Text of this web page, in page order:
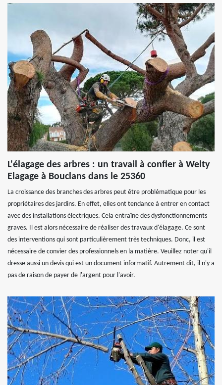
L'élagage des arbres : un travail à confier à Welty
Elagage à Bouclans dans le 25360
La croissance des branches des arbres peut être problématique pour les
propriétaires des jardins. En effet, elles ont tendance à entrer en contact
avec des installations électriques. Cela entraîne des dysfonctionnements
graves. Il est alors nécessaire de réaliser des travaux d'élagage. Ce sont
des interventions qui sont particulièrement très techniques. Donc, il est
nécessaire de convier des professionnels en la matière. Veuillez noter qu'il
dresse aussi un devis qui est un document informatif. Autrement dit, il n'y a
pas de raison de payer de l'argent pour l'avoir.